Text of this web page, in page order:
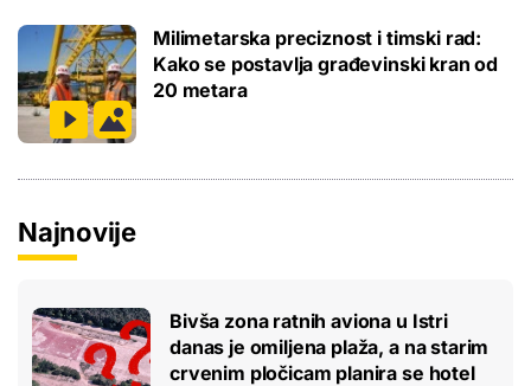
Milimetarska preciznost i timski rad:
Kako se postavlja građevinski kran od
20 metara
Najnovije
Bivša zona ratnih aviona u Istri
danas je omiljena plaža, a na starim
crvenim pločicam planira se hotel